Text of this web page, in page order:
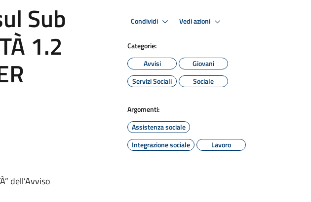
Sub
1.2
dell’Avviso
Condividi Vedi azioni
Categorie:
Avvisi
Giovani
Servizi Sociali
Sociale
Argomenti:
Assistenza sociale
Integrazione sociale
Lavoro